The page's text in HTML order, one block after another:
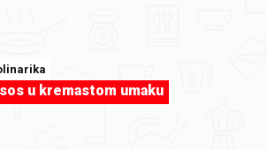
u kremastom umaku